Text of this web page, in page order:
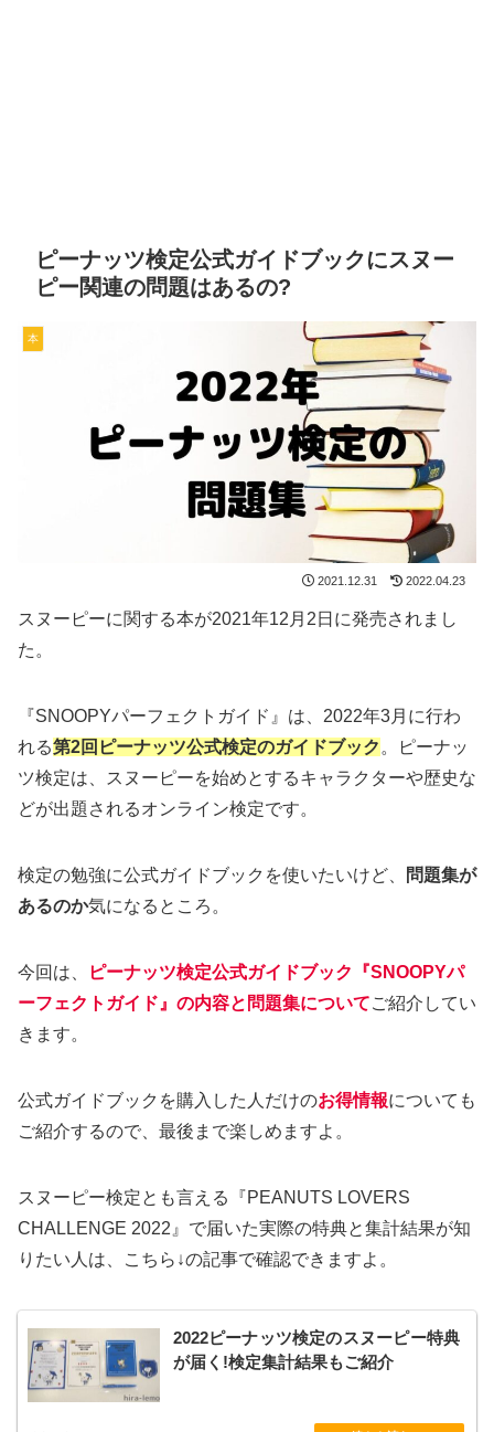
ピーナッツ検定公式ガイドブックにスヌー
ピー関連の問題はあるの?
本
2021.12.31 2022.04.23
スヌーピーに関する本が2021年12月2日に発売されまし
た。
『SNOOPYパーフェクトガイド』は、2022年3月に行わ
れる第2回ピーナッツ公式検定のガイドブック 。ピーナッ
ツ検定は、スヌーピーを始めとするキャラクターや歴史な
どが出題されるオンライン検定です。
検定の勉強に公式ガイドブックを使いたいけど、
問題集が
あるのか気になるところ。
今回は、
ピーナッツ検定公式ガイドブック『SNOOPYパ
ーフェクトガイド』の内容と問題集についてご紹介してい
きます。
公式ガイドブックを購入した人だけのお得情報についても
ご紹介するので、最後まで楽しめますよ。
スヌーピー検定とも言える『PEANUTS LOVERS
CHALLENGE 2022』で届いた実際の特典と集計結果が知
りたい人は、こちら↓の記事で確認できますよ。
2022ピーナッツ検定のスヌーピー特典
が届く!検定集計結果もご紹介